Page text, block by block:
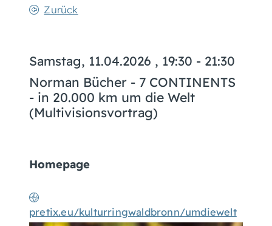
Zurück
Samstag, 11.04.2026 , 19:30 - 21:30
Norman Bücher - 7 CONTINENTS
- in 20.000 km um die Welt
(Multivisionsvortrag)
Homepage
pretix.eu/kulturringwaldbronn/umdiewelt